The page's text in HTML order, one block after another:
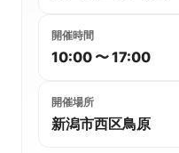
開催時間
10:00 〜 17:00
開催場所
新潟市西区鳥原